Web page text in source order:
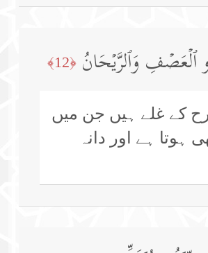
وَٱلرَّیۡحَانُ ﴿12﴾
کے غلے ہیں جن میں
ہوتا ہے اور دانہ